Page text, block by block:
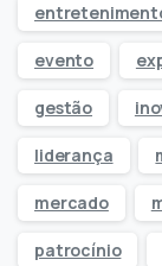
evento
gestão
liderança
mercado
patrocínio